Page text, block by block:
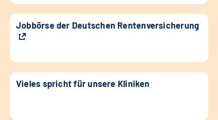
Jobbörse der Deutschen Rentenversicherung
Vieles spricht für unsere Kliniken